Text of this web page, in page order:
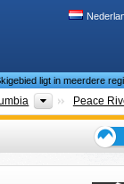
Toeristische
Peace
ligt in meerdere